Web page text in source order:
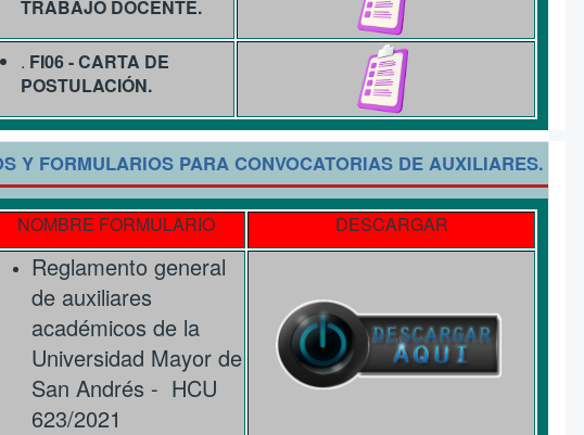
TRABAJO DOCENTE.
. FI06 - CARTA DE
POSTULACIÓN.
Y FORMULARIOS PARA CONVOCATORIAS DE AUXILIARES.
NOMBRE FORMULARIO DESCARGAR
Reglamento general
de auxiliares
académicos de la
Universidad Mayor de
San Andrés - HCU
623/2021